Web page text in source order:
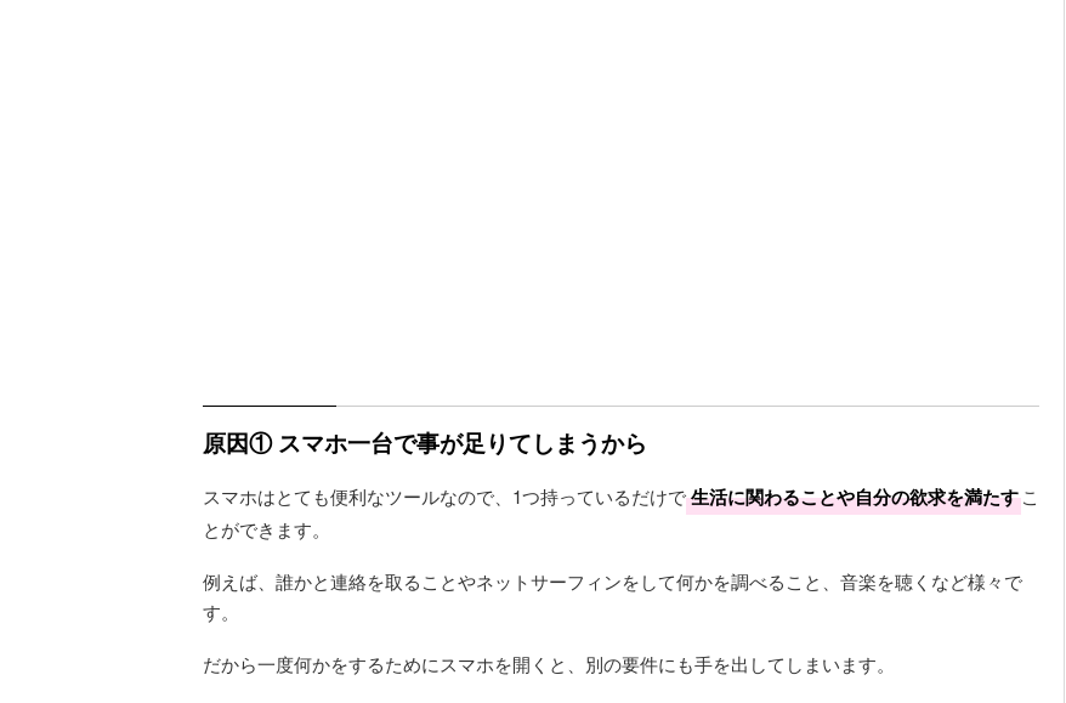
原因① スマホ一台で事が足りてしまうから
スマホはとても便利なツールなので、1つ持っているだけで生活に関わることや自分の欲求を満たすこ
とができます。
例えば、誰かと連絡を取ることやネットサーフィンをして何かを調べること、音楽を聴くなど様々で
す。
だから一度何かをするためにスマホを開くと、別の要件にも手を出してしまいます。